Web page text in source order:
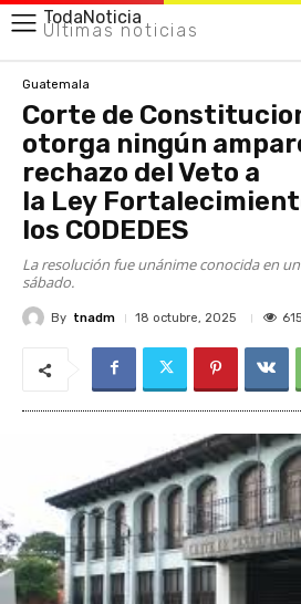
TodaNoticia
Últimas noticias
Guatemala
Corte de
otorga ningún
rechazo del Veto a
la Ley
los CODEDES
La resolución fue unánime conocida en
sábado.
By tnadm 18 octubre, 2025 615